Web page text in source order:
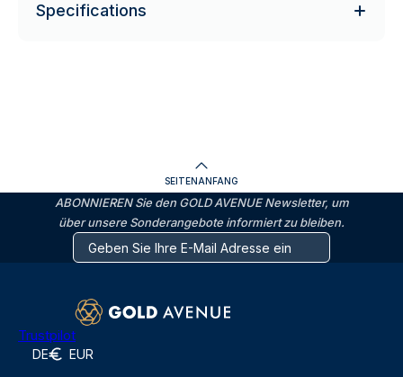
Specifications
SEITENANFANG
ABONNIEREN Sie den GOLD AVENUE Newsletter, um
über unsere Sonderangebote informiert zu bleiben.
Trustpilot
DE EUR